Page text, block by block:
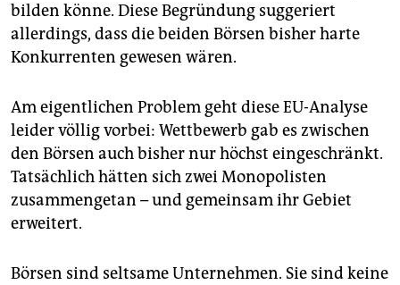
bilden könne. Diese Begründung suggeriert
allerdings, dass die beiden Börsen bisher harte
Konkurrenten gewesen wären.
Am eigentlichen Problem geht diese EU-Analyse
leider völlig vorbei: Wettbewerb gab es zwischen
den Börsen auch bisher nur höchst eingeschränkt.
Tatsächlich hätten sich zwei Monopolisten
zusammengetan – und gemeinsam ihr Gebiet
erweitert.
Börsen sind seltsame Unternehmen. Sie sind keine